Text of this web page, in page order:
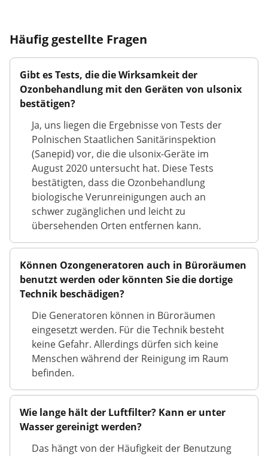
Häufig gestellte Fragen
Gibt es Tests, die die Wirksamkeit der
Ozonbehandlung mit den Geräten von ulsonix
bestätigen?
Ja, uns liegen die Ergebnisse von Tests der
Polnischen Staatlichen Sanitärinspektion
(Sanepid) vor, die die ulsonix-Geräte im
August 2020 untersucht hat. Diese Tests
bestätigten, dass die Ozonbehandlung
biologische Verunreinigungen auch an
schwer zugänglichen und leicht zu
übersehenden Orten entfernen kann.
Können Ozongeneratoren auch in Büroräumen
benutzt werden oder könnten Sie die dortige
Technik beschädigen?
Die Generatoren können in Büroräumen
eingesetzt werden. Für die Technik besteht
keine Gefahr. Allerdings dürfen sich keine
Menschen während der Reinigung im Raum
befinden.
Wie lange hält der Luftfilter? Kann er unter
Wasser gereinigt werden?
Das hängt von der Häufigkeit der Benutzung